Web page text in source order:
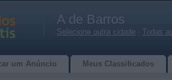
A de Barros
Selecione outra cidade Todas
um Anúncio Meus Classificados